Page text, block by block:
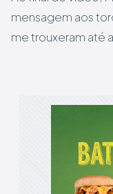
mensagem aos
me trouxeram até